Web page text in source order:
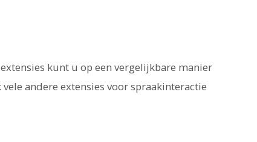
kunt u op een vergelijkbare manier
andere extensies voor spraakinteractie